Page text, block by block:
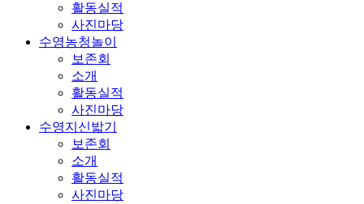
활동실적
사진마당
수영농청놀이
보존회
소개
활동실적
사진마당
수영지신밟기
보존회
소개
활동실적
사진마당